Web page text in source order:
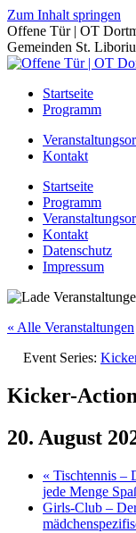
Zum Inhalt springen
Offene Tür | OT
Gemeinden St.
Startseite
Programm
Kontakt
Startseite
Programm
Kontakt
Datenschutz
Impressum
« Alle Veranstaltungen
Event Series:
Kicker-
20. August
« Tischtennis –
jede Menge
Girls-Club –